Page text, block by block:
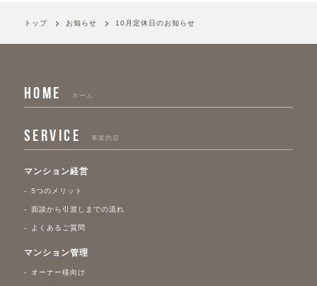
トップ お知らせ 10月定休日のお知らせ
HOME ホーム
SERVICE 事業内容
マンション経営
5つのメリット
面談から引渡しまでの流れ
よくあるご質問
マンション管理
オーナー様向け